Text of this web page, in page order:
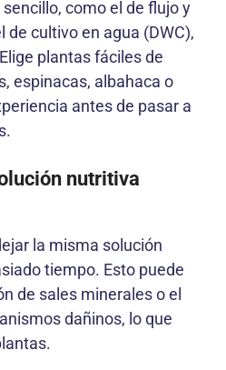
como el de flujo y
de cultivo en agua (DWC),
plantas fáciles de
espinacas, albahaca o
antes de pasar a
nutritiva
la misma solución
tiempo. Esto puede
de sales minerales o el
dañinos, lo que